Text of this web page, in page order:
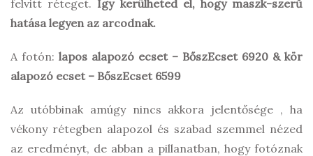
felvitt réteget. Így kerülheted el, hogy maszk-szerű
hatása legyen az arcodnak.
A fotón: lapos alapozó ecset – BőszEcset 6920 & kör
alapozó ecset – BőszEcset 6599
Az utóbbinak amúgy nincs akkora jelentősége , ha
vékony rétegben alapozol és szabad szemmel nézed
az eredményt, de abban a pillanatban, hogy fotóznak